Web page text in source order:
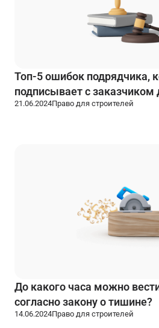
Топ-5 ошибок подрядчика,
подписывает с заказчиком
21.06.2024Право для строителей
До какого часа можно
согласно закону о тишине?
14.06.2024Право для строителей